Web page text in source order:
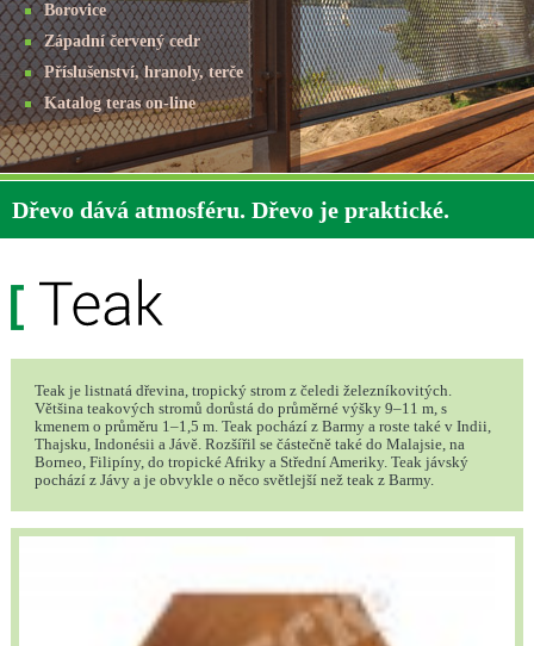
Borovice
Západní červený cedr
Příslušenství, hranoly, terče
Katalog teras on-line
Dřevo dává atmosféru. Dřevo je praktické.
Teak je listnatá dřevina, tropický strom z čeledi železníkovitých.
Většina teakových stromů dorůstá do průměrné výšky 9–11 m, s
kmenem o průměru 1–1,5 m. Teak pochází z Barmy a roste také v Indii,
Thajsku, Indonésii a Jávě. Rozšířil se částečně také do Malajsie, na
Borneo, Filipíny, do tropické Afriky a Střední Ameriky. Teak jávský
pochází z Jávy a je obvykle o něco světlejší než teak z Barmy.